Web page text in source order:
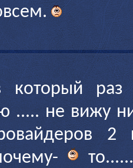
который раз
..... не вижу